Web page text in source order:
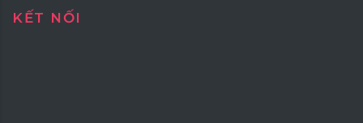
KẾT NỐI